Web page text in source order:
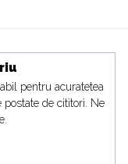
pentru acuratetea
de cititori. Ne